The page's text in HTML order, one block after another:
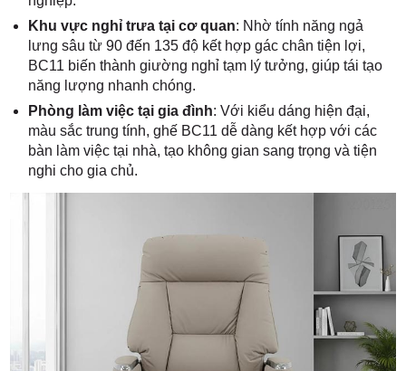
Khu vực nghỉ trưa tại cơ quan: Nhờ tính năng ngả
lưng sâu từ 90 đến 135 độ kết hợp gác chân tiện lợi,
BC11 biến thành giường nghỉ tạm lý tưởng, giúp tái tạo
năng lượng nhanh chóng.
Phòng làm việc tại gia đình: Với kiểu dáng hiện đại,
màu sắc trung tính, ghế BC11 dễ dàng kết hợp với các
bàn làm việc tại nhà, tạo không gian sang trọng và tiện
nghi cho gia chủ.